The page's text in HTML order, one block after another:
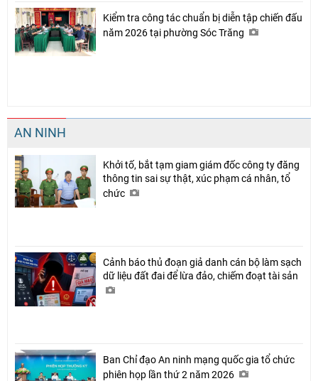
Kiểm tra công tác chuẩn bị diễn tập chiến đấu
năm 2026 tại phường Sóc Trăng
AN NINH
Khởi tố, bắt tạm giam giám đốc công ty đăng
thông tin sai sự thật, xúc phạm cá nhân, tổ
chức
Cảnh báo thủ đoạn giả danh cán bộ làm sạch
dữ liệu đất đai để lừa đảo, chiếm đoạt tài sản
Ban Chỉ đạo An ninh mạng quốc gia tổ chức
phiên họp lần thứ 2 năm 2026